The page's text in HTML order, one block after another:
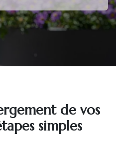
de vos
simples